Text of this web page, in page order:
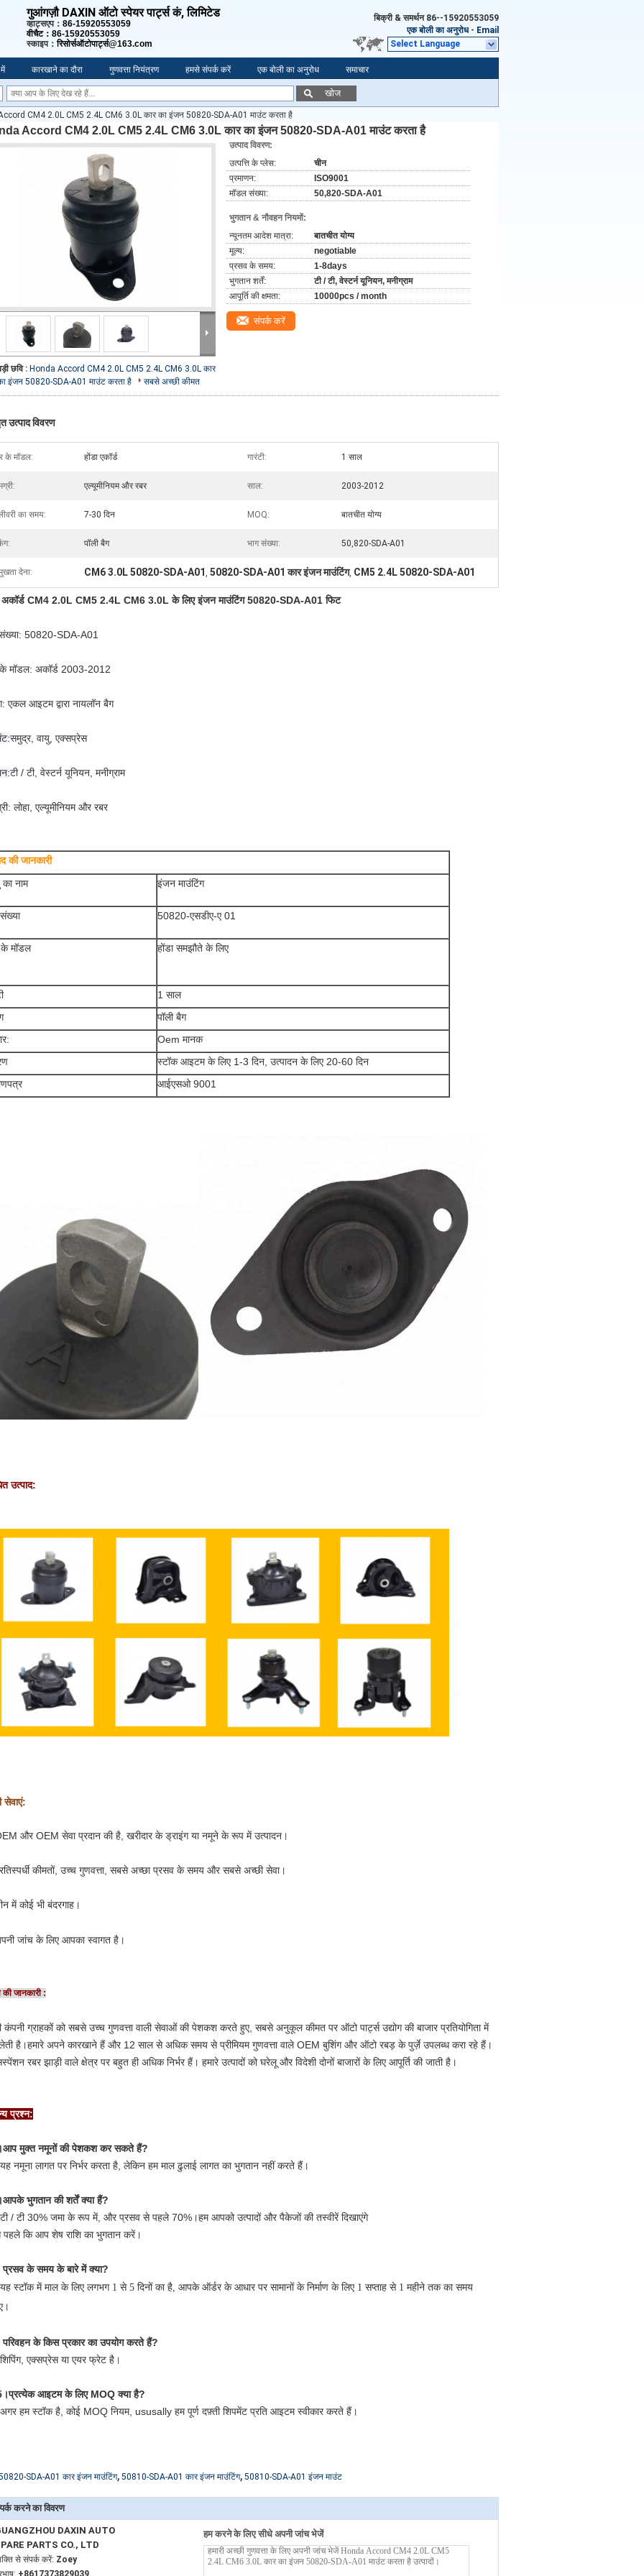
गुआंगज़ौ DAXIN ऑटो स्पेयर पार्ट्स कं, लिमिटेड
व्हाट्सएप： 86-15920553059
वीचैट：86-15920553059
स्काइप：रिसोर्सऑटोपार्ट्स@163.com
बिक्री & समर्थन 86--15920553059
एक बोली का अनुरोध - Email
Select Language
कारखाने का दौरा गुणवत्ता नियंत्रण हमसे संपर्क करें एक बोली का अनुरोध समाचार
खोज
CM4 2.0L CM5 2.4L CM6 3.0L कार का इंजन 50820-SDA-A01 माउंट करता है
Accord CM4 2.0L CM5 2.4L CM6 3.0L कार का इंजन 50820-SDA-A01 माउंट करता है
छवि : Honda Accord CM4 2.0L CM5 2.4L CM6 3.0L कार
इंजन 50820-SDA-A01 माउंट करता है
सबसे अच्छी कीमत
उत्पाद विवरण:
उत्पत्ति के प्लेस:
चीन
प्रमाणन:
ISO9001
मॉडल संख्या:
50,820-SDA-A01
भुगतान & नौवहन नियमों:
न्यूनतम आदेश मात्रा:
बातचीत योग्य
मूल्य:
negotiable
प्रसव के समय:
1-8days
भुगतान शर्तें:
टी / टी, वेस्टर्न यूनियन, मनीग्राम
आपूर्ति की क्षमता:
10000pcs / month
संपर्क करें
उत्पाद विवरण
के मॉडल: होंडा एकॉर्ड गारंटी: 1 साल
एल्यूमीनियम और रबर साल: 2003-2012
का समय: 7-30 दिन MOQ: बातचीत योग्य
पॉली बैग भाग संख्या: 50,820-SDA-A01
देना: CM6 3.0L 50820-SDA-A01 , 50820-SDA-A01 कार इंजन माउंटिंग, CM5 2.4L 50820-SDA-A01
अकॉर्ड CM4 2.0L CM5 2.4L CM6 3.0L के लिए इंजन माउंटिंग 50820-SDA-A01 फिट
50820-SDA-A01
मॉडल: अकॉर्ड 2003-2012
एकल आइटम द्वारा नायलॉन बैग
समुद्र, वायु, एक्सप्रेस
टी / टी, वेस्टर्न यूनियन, मनीग्राम
लोहा, एल्यूमीनियम और रबर
की जानकारी
नाम
इंजन माउंटिंग
50820-एसडीए-ए 01
के मॉडल होंडा समझौते के लिए
1 साल
पॉली बैग
Oem मानक
स्टॉक आइटम के लिए 1-3 दिन, उत्पादन के लिए 20-60 दिन
आईएसओ 9001
उत्पाद:
सेवाएं:
और OEM सेवा प्रदान की है, खरीदार के ड्राइंग या नमूने के रूप में उत्पादन।
कीमतों, उच्च गुणवत्ता, सबसे अच्छा प्रसव के समय और सबसे अच्छी सेवा।
में कोई भी बंदरगाह।
जांच के लिए आपका स्वागत है।
जानकारी :
कंपनी ग्राहकों को सबसे उच्च गुणवत्ता वाली सेवाओं की पेशकश करते हुए, सबसे अनुकूल कीमत पर ऑटो पार्ट्स उद्योग की बाजार प्रतियोगिता में
है।हमारे अपने कारखाने हैं और 12 साल से अधिक समय से प्रीमियम गुणवत्ता वाले OEM बुशिंग और ऑटो रबड़ के पुर्ज़े उपलब्ध करा रहे हैं।
रबर झाड़ी वाले क्षेत्र पर बहुत ही अधिक निर्भर हैं। हमारे उत्पादों को घरेलू और विदेशी दोनों बाजारों के लिए आपूर्ति की जाती है।
प्रश्न:
मुक्त नमूनों की पेशकश कर सकते हैं?
नमूना लागत पर निर्भर करता है, लेकिन हम माल ढुलाई लागत का भुगतान नहीं करते हैं।
भुगतान की शर्तें क्या हैं?
/ टी 30% जमा के रूप में, और प्रसव से पहले 70%।हम आपको उत्पादों और पैकेजों की तस्वीरें दिखाएंगे
कि आप शेष राशि का भुगतान करें।
के समय के बारे में क्या?
स्टॉक में माल के लिए लगभग 1 से 5 दिनों का है, आपके ऑर्डर के आधार पर सामानों के निर्माण के लिए 1 सप्ताह से 1 महीने तक का समय
के किस प्रकार का उपयोग करते हैं?
एक्सप्रेस या एयर फ्रेट है।
आइटम के लिए MOQ क्या है?
हम स्टॉक है, कोई MOQ नियम, ususally हम पूर्ण दफ़्ती शिपमेंट प्रति आइटम स्वीकार करते हैं।
SDA-A01 कार इंजन माउंटिंग, 50810-SDA-A01 कार इंजन माउंटिंग, 50810-SDA-A01 इंजन माउंट
करने का विवरण
DAXIN AUTO
PARTS CO., LTD
से संपर्क करें: Zoey
+8617373829039
हम करने के लिए सीधे अपनी जांच भेजें